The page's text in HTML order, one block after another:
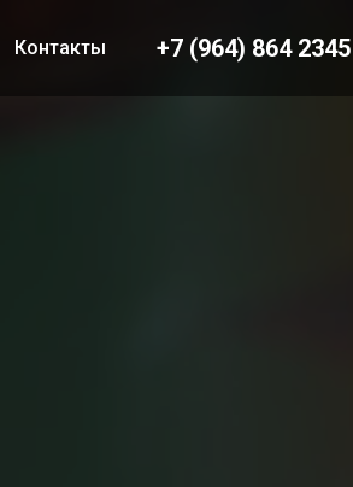
Контакты +7 (964) 864 2345